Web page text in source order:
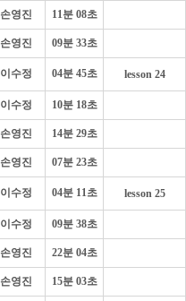
손영진 11분 08초
손영진 09분 33초
이수정 04분 45초 lesson 24
이수정 10분 18초
손영진 14분 29초
손영진 07분 23초
이수정 04분 11초 lesson 25
이수정 09분 38초
손영진 22분 04초
손영진
15분 03초